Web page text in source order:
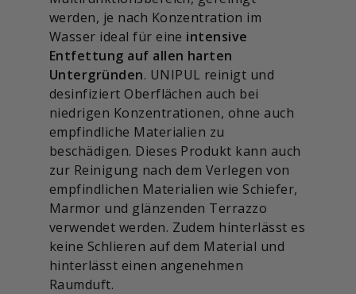
werden, je nach Konzentration im
Wasser ideal für eine intensive
Entfettung auf allen harten
Untergründen. UNIPUL reinigt und
desinfiziert Oberflächen auch bei
niedrigen Konzentrationen, ohne auch
empfindliche Materialien zu
beschädigen. Dieses Produkt kann auch
zur Reinigung nach dem Verlegen von
empfindlichen Materialien wie Schiefer,
Marmor und glänzenden Terrazzo
verwendet werden. Zudem hinterlässt es
keine Schlieren auf dem Material und
hinterlässt einen angenehmen
Raumduft.